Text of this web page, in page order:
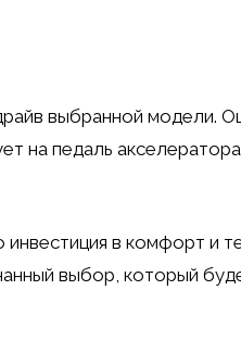
выбранной модели.
на педаль
в комфорт и
выбор, который